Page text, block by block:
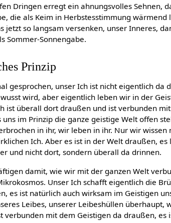
Dringen erregt ein ahnungsvolles Sehnen,
die als Keim in Herbstesstimmung wärmend
jetzt so langsam versenken, unser Inneres,
Sommer-Sonnengabe.
Prinzip
gesprochen, unser Ich ist nicht eigentlich da
wird, aber eigentlich leben wir in der
ist überall dort draußen und ist verbunden
im Prinzip die ganze geistige Welt offen
in ihr, wir leben in ihr. Nur wir wissen
Ich. Aber es ist in der Welt draußen,
und nicht dort, sondern überall da drinnen.
damit, wie wir mit der ganzen Welt
Unser Ich schafft eigentlich die
es ist natürlich auch wirksam im Geistigen
Leibes, unserer Leibeshüllen überhaupt,
verbunden mit dem Geistigen da draußen, es